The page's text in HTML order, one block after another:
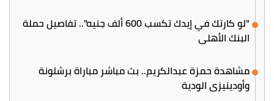
"لو كارتك في إيدك تكسب 600 ألف جنيه".. تفاصيل حملة
البنك الأهلي
مشاهدة حمزة عبدالكريم.. بث مباشر مباراة برشلونة
وأودينيزي الودية